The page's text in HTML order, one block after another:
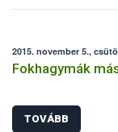
forgalmi korlátozás
2015. november 5.,
Fokhagymák
TOVÁBB